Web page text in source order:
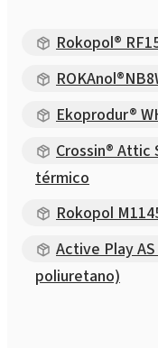
Rokopol®
Ekoprodur®
Crossin® Attic
térmico
Rokopol
Active Play
poliuretano)